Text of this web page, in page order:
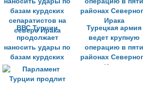
ВВС Турции
продолжает
наносить удары по
базам курдских
сепаратистов на
севере Ирака
Турецкая армия
ведет крупную
операцию в пяти
районах
Ирака